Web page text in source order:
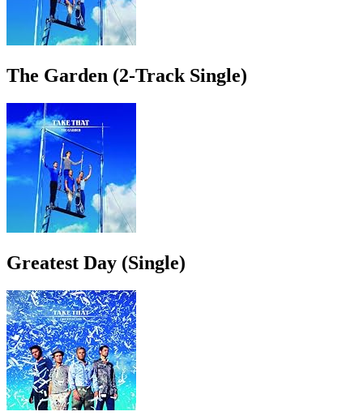
The Garden (2-Track Single)
Greatest Day (Single)